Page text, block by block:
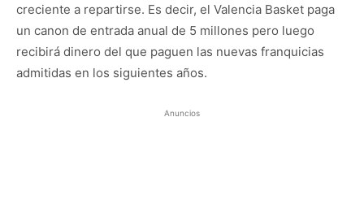
creciente a repartirse. Es decir, el Valencia Basket paga
un canon de entrada anual de 5 millones pero luego
recibirá dinero del que paguen las nuevas franquicias
admitidas en los siguientes años.
Anuncios